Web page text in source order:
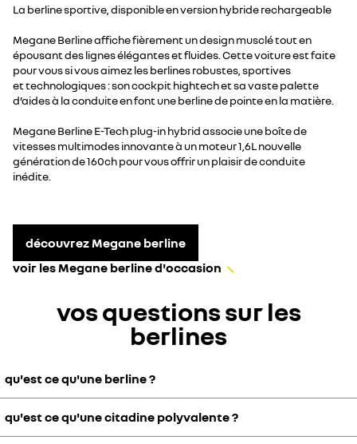
La berline sportive, disponible en version hybride rechargeable
Megane Berline affiche fièrement un design musclé tout en
épousant des lignes élégantes et fluides. Cette voiture est faite
pour vous si vous aimez les berlines robustes, sportives
et technologiques : son cockpit hightech et sa vaste palette
d’aides à la conduite en font une berline de pointe en la matière.
Megane Berline E-Tech plug-in hybrid associe une boîte de
vitesses multimodes innovante à un moteur 1,6L nouvelle
génération de 160ch pour vous offrir un plaisir de conduite
inédite.
découvrez Megane berline
voir les Megane berline d'occasion
vos questions sur les
berlines
qu'est ce qu'une berline ?
« Berline » désigne un type de voiture comportant au minimum 4
places, accessibles le plus souvent via 4 portes (il existe des 2
qu'est ce qu'une citadine polyvalente ?